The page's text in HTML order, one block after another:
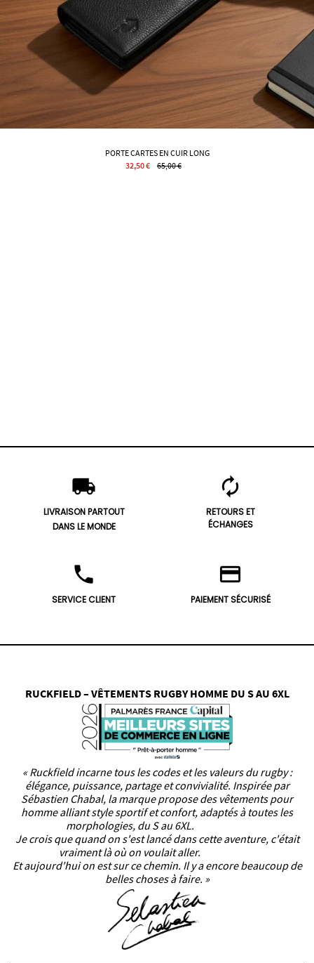
PORTE CARTES EN CUIR LONG
32,50 €
65,00 €
local_shipping
LIVRAISON PARTOUT
DANS LE MONDE
autorenew
RETOURS ET
ÉCHANGES
phone
SERVICE CLIENT
credit_card
PAIEMENT SÉCURISÉ
RUCKFIELD – VÊTEMENTS RUGBY HOMME DU S AU 6XL
« Ruckfield incarne tous les codes et les valeurs du rugby :
élégance, puissance, partage et convivialité. Inspirée par
Sébastien Chabal, la marque propose des vêtements pour
homme alliant style sportif et confort, adaptés à toutes les
morphologies, du S au 6XL.
Je crois que quand on s'est lancé dans cette aventure, c'était
vraiment là où on voulait aller.
Et aujourd'hui on est sur ce chemin. Il y a encore beaucoup de
belles choses à faire. »